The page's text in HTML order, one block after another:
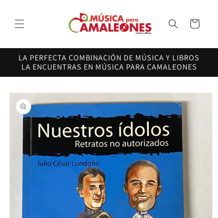
al contenido
Carrito
LA PERFECTA COMBINACIÓN DE MÚSICA Y LIBROS
LA ENCUENTRAS EN MÚSICA PARA CAMALEONES
directamente
a la
información
del producto